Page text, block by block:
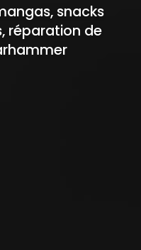
snacks
réparation de